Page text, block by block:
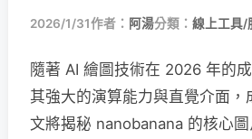
2026/1/31作者： 阿湯分類： 線上工具/
隨著 AI 繪圖技術在 2026 年的
其強大的演算能力與直覺介面
文將揭秘 nanobanana 的核心